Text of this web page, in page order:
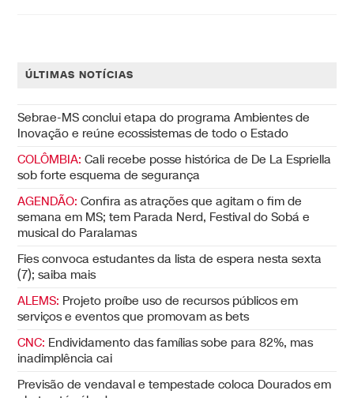
ÚLTIMAS NOTÍCIAS
Sebrae-MS conclui etapa do programa Ambientes de
Inovação e reúne ecossistemas de todo o Estado
COLÔMBIA: Cali recebe posse histórica de De La Espriella
sob forte esquema de segurança
AGENDÃO: Confira as atrações que agitam o fim de
semana em MS; tem Parada Nerd, Festival do Sobá e
musical do Paralamas
Fies convoca estudantes da lista de espera nesta sexta
(7); saiba mais
ALEMS: Projeto proíbe uso de recursos públicos em
serviços e eventos que promovam as bets
CNC: Endividamento das famílias sobe para 82%, mas
inadimplência cai
Previsão de vendaval e tempestade coloca Dourados em